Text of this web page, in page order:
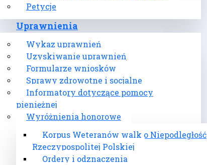
Petycje
Uprawnienia
Wykaz uprawnień
Uzyskiwanie uprawnień
Formularze wniosków
Sprawy zdrowotne i socjalne
Informatory dotyczące pomocy
pieniężnej
Wyróżnienia honorowe
Korpus Weteranów walk o Niepodległość
Rzeczypospolitej Polskiej
Ordery i odznaczenia